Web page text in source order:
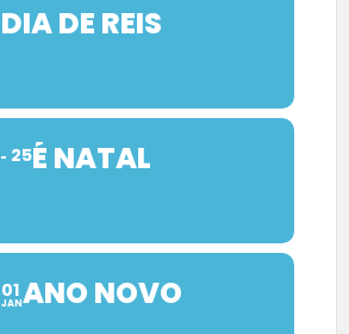
DIA DE REIS
25É NATAL
01
JANANO NOVO